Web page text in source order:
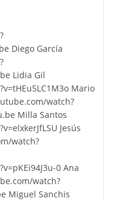
Diego García
Lidia Gil
Mario
watch?
Milla Santos
Jesús
watch?
0 Ana
watch?
Miguel Sanchis